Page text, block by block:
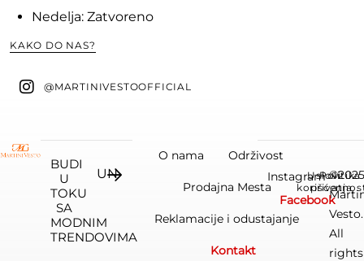
Nedelja: Zatvoreno
KAKO DO NAS?
@MARTINIVESTOOFFICIAL
BUDI
U
TOKU
SA
MODNIM
TRENDOVIMA
O nama Održivost
Prodajna Mesta
Reklamacije i odustajanje
Kontakt
Vesto.
All
rights
Instagram
Facebook
Uslovi
korišćenja
Politika